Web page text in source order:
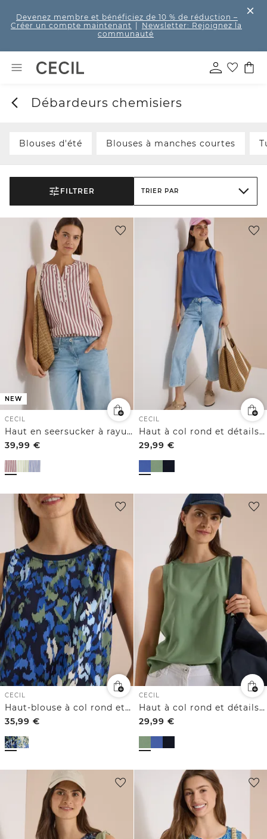
Devenez membre et bénéficiez de 10 % de réduction –
Créer un compte maintenant
Newsletter: Rejoignez la
communauté
Débardeurs chemisiers
Blouses d'été Blouses à manches courtes
FILTRER TRIER PAR
NEW
CECIL
Haut en seersucker à rayures
39,99 €
CECIL
Haut à col rond et détails côtelés
29,99 €
CECIL
Haut-blouse à col rond et imprimé
35,99 €
CECIL
Haut à col rond et détails côtelés
29,99 €